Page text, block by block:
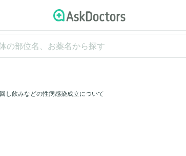
回し飲みなどの性病感染成立について